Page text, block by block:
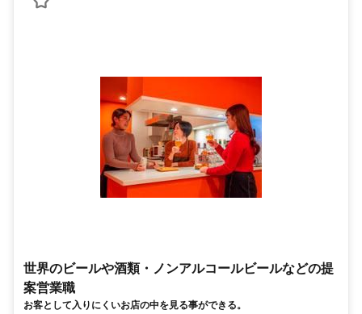
世界のビールや酒類・ノンアルコールビールなどの提
案営業職
お客として入りにくいお店の中を見る事ができる。